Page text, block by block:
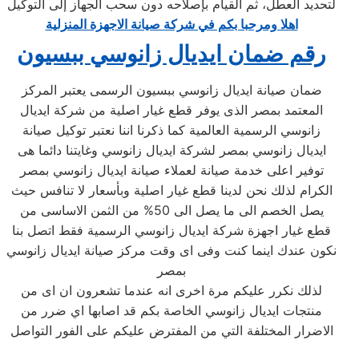
لتحديد العطل، ثم القيام بإصلاحه دون سحب الجهاز إلى التوكيل
اهلا ومرحبا بكم في شركة صيانة الاجهزة المنزلية
رقم ضمان ايديال زانوسي ببسيون
ضمان صيانة ايديال زانوسي ببسيون الرسمى يعتبر المركز
المعتمد بمصر الذى يوفر قطع غيار اصلية من شركة ايديال
زانوسي الرسمية العالمية كما ذكرنا اننا نعتبر توكيل صيانة
ايديال زانوسي بمصر لشركة ايديال زانوسي وغايتنا دائما هى
توفير اعلى خدمة صيانة لعملاء صيانة ايديال زانوسي بمصر
الكرام لذلك نحن لدينا قطع غيار اصلية وبأسعار لا تنافس حيث
يصل الخصم الى ما يصل الى 50% من الثمن الاساسى من
قطع غيار اجهزة شركة ايديال زانوسي الرسمية فقط اتصل بنا
نكون عندك اينما كنت وفى اى وقت مركز صيانة ايديال زانوسي
بمصر
لذلك نكرر عليكم مرة اخرى انه عندما تشعرون ان اى من
منتجات ايديال زانوسي الخاصة بكم قد اصابها اي ضرر من
الاضرار المختلفة التي من المفترض عليكم على الفور التواصل